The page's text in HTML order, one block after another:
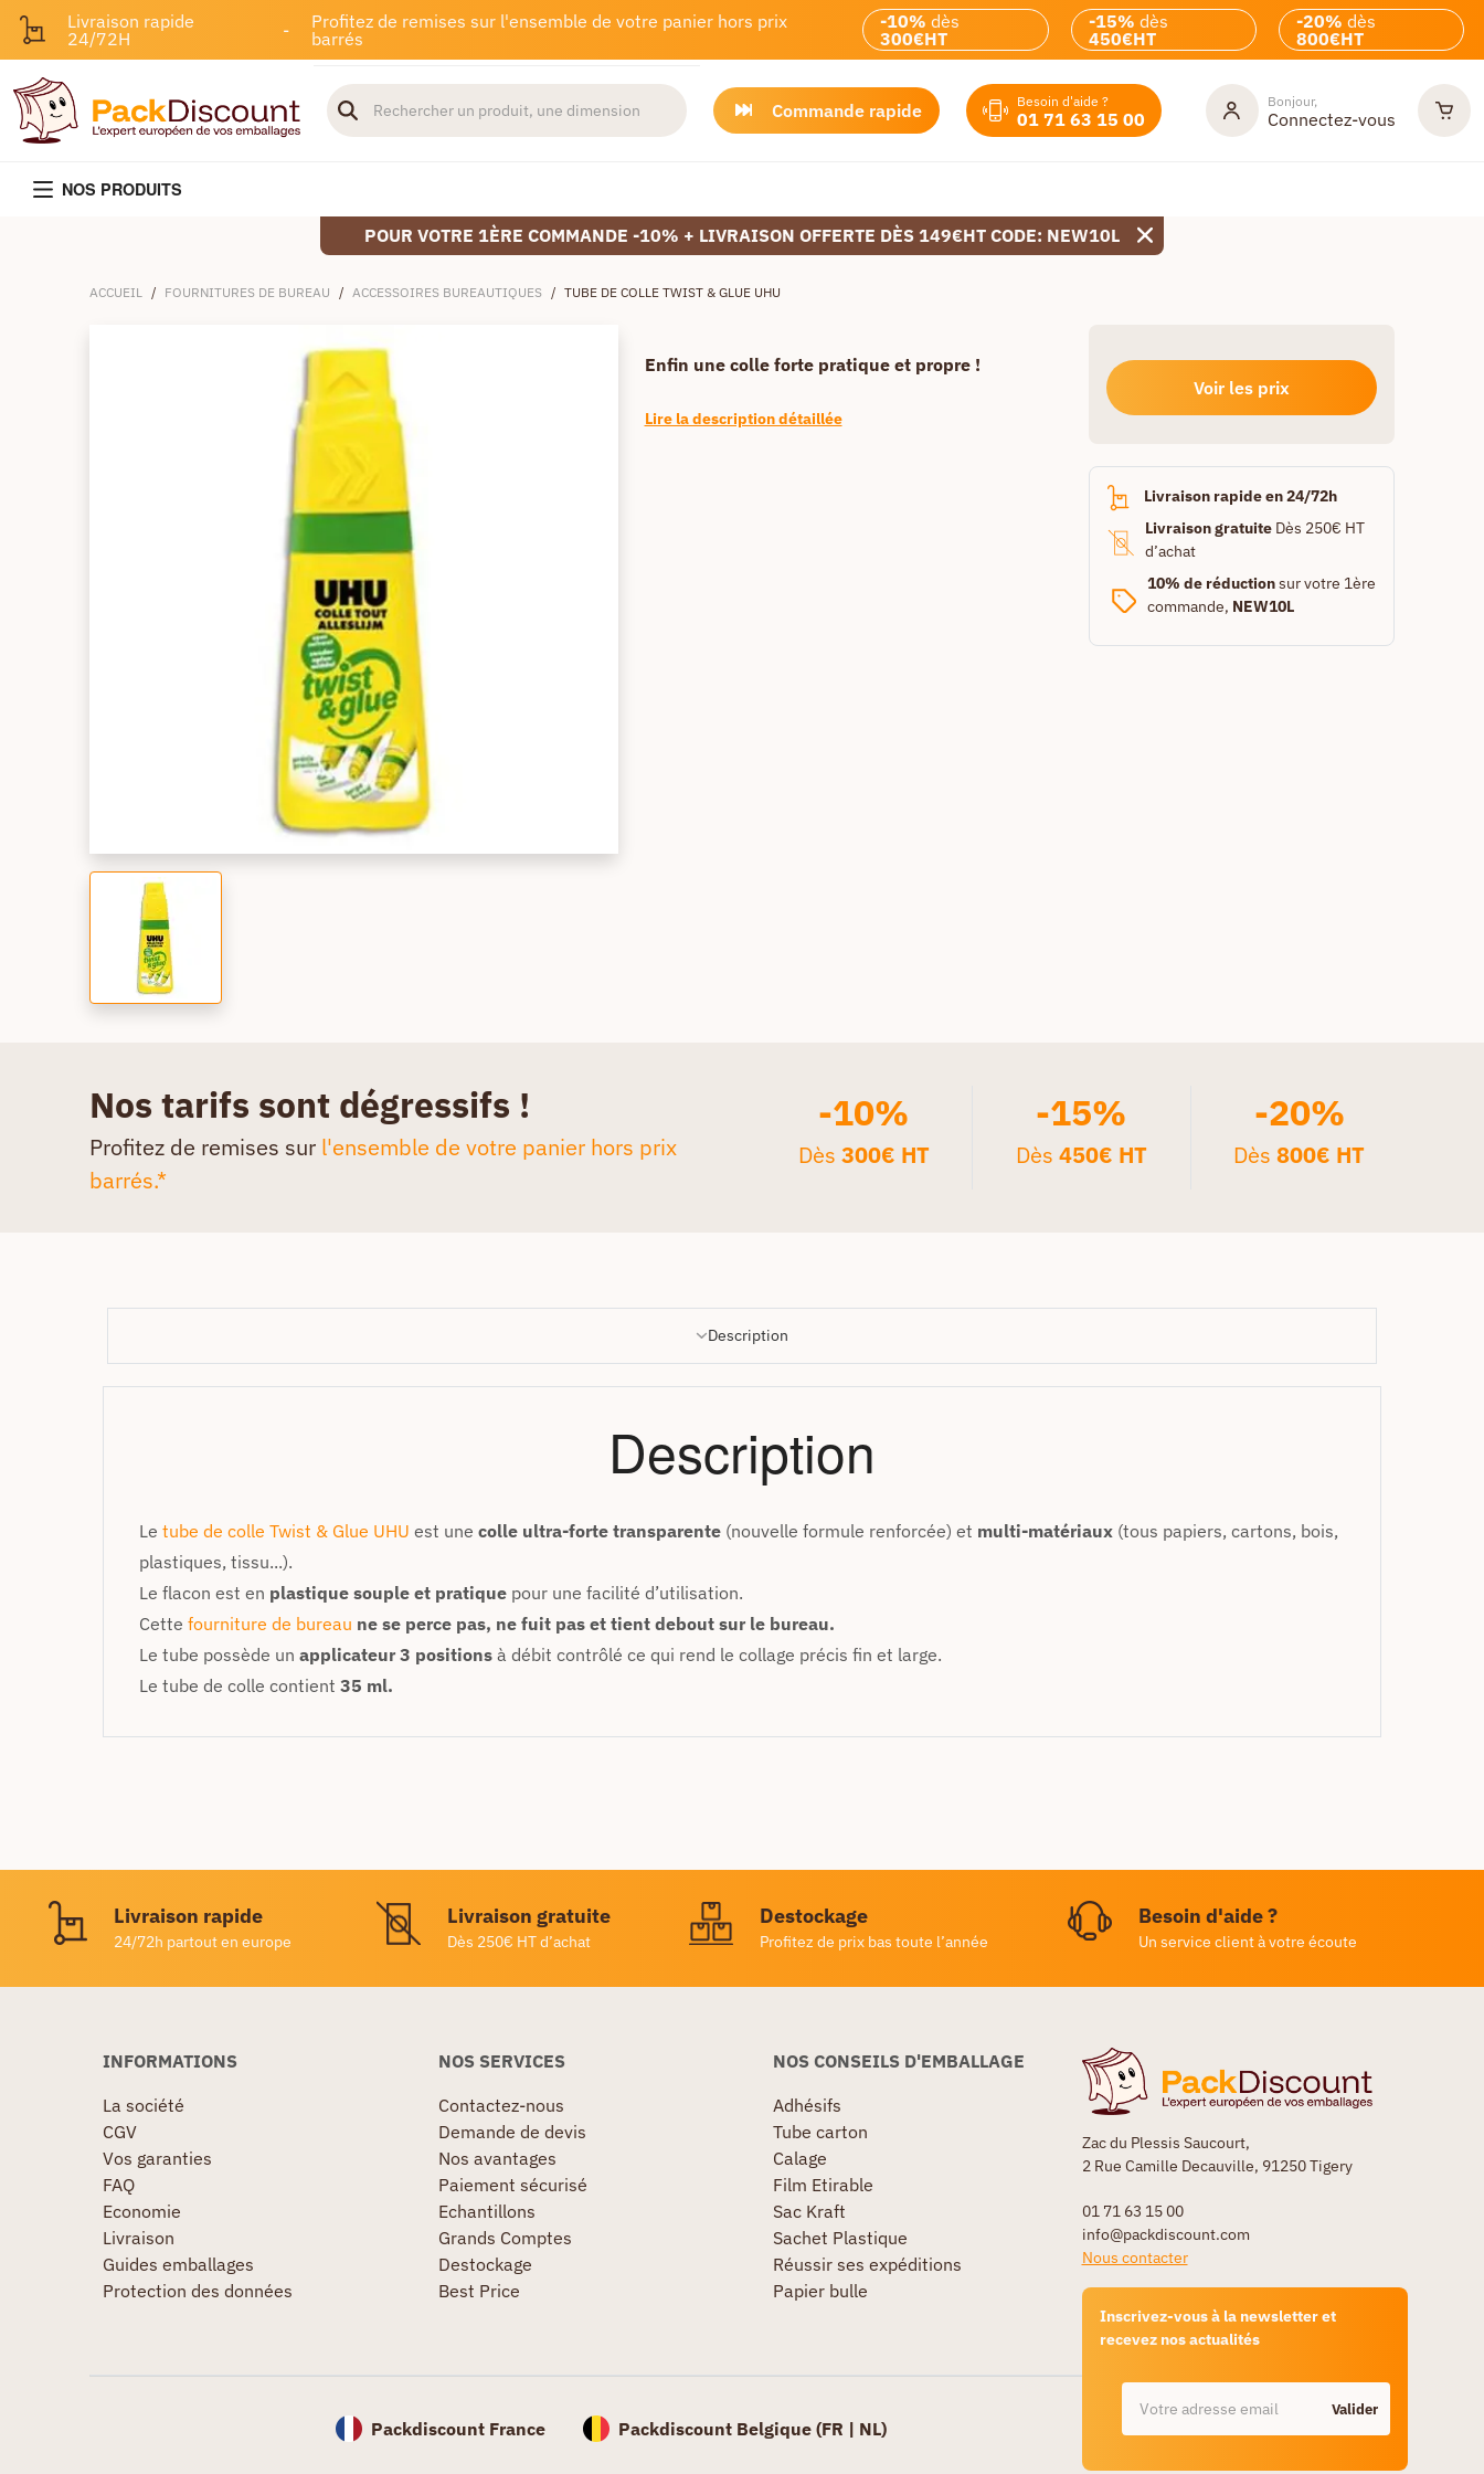
Livraison rapide
24/72H
-
Profitez de remises sur l'ensemble de votre panier hors prix
barrés
-10% dès
300€HT
-15% dès
450€HT
-20% dès
800€HT
Commande rapide Besoin d'aide ?
01 71 63 15 00
Bonjour,
Connectez-vous
NOS PRODUITS
POUR VOTRE 1ÈRE COMMANDE -10% + LIVRAISON OFFERTE DÈS 149€HT CODE: NEW10L
ACCUEIL / FOURNITURES DE BUREAU / ACCESSOIRES BUREAUTIQUES / TUBE DE COLLE TWIST & GLUE UHU
Enfin une colle forte pratique et propre !
Lire la description détaillée
Voir les prix
Livraison rapide en 24/72h
Livraison gratuiteDès 250€ HT
d’achat
10% de réductionsur votre 1ère
commande, NEW10L
Nos tarifs sont dégressifs !
Profitez de remises sur l'ensemble de votre panier hors prix
barrés.*
-10%
Dès 300€ HT
-15%
Dès 450€ HT
-20%
Dès800€ HT
Description
Description
Le tube de colle Twist & Glue UHU est une colle ultra-forte transparente (nouvelle formule renforcée) et multi-matériaux (tous papiers, cartons, bois,
plastiques, tissu...).
Le flacon est en plastique souple et pratique pour une facilité d’utilisation.
Cette fourniture de bureau ne se perce pas, ne fuit pas et tient debout sur le bureau.
Le tube possède un applicateur 3 positions à débit contrôlé ce qui rend le collage précis fin et large.
Le tube de colle contient 35 ml.
Livraison rapide
24/72h partout en europe
Livraison gratuite
Dès 250€ HT d’achat
Destockage
Profitez de prix bas toute l’année
Besoin d'aide ?
Un service client à votre écoute
Zac du Plessis Saucourt,
2 Rue Camille Decauville, 91250 Tigery
01 71 63 15 00
info@packdiscount.com
Nous contacter
Inscrivez-vous à la newsletter et
recevez nos actualités
Valider
INFORMATIONS
La société
CGV
Vos garanties
FAQ
Economie
Livraison
Guides emballages
Protection des données
NOS SERVICES
Contactez-nous
Demande de devis
Nos avantages
Paiement sécurisé
Echantillons
Grands Comptes
Destockage
Best Price
NOS CONSEILS D'EMBALLAGE
Adhésifs
Tube carton
Calage
Film Etirable
Sac Kraft
Sachet Plastique
Réussir ses expéditions
Papier bulle
Packdiscount France Packdiscount Belgique (FR | NL)